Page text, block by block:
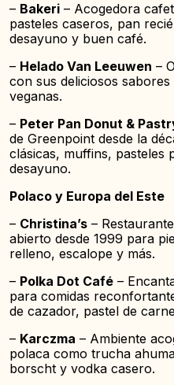
– Bakeri – Acogedora
pasteles caseros, pan
desayuno y buen café.
– Helado Van Leeuwen –
con sus deliciosos
veganas.
– Peter Pan Donut &
de Greenpoint desde la
clásicas, muffins, pasteles
desayuno.
Polaco y Europa del Este
– Christina’s –
abierto desde 1999 para
relleno, escalope y más.
– Polka Dot Café –
para comidas
de cazador, pastel de
– Karczma – Ambiente
polaca como trucha
borscht y vodka casero.